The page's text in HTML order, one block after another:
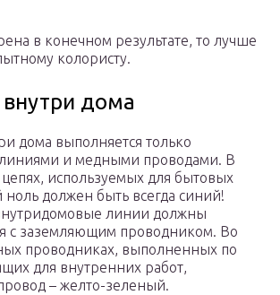
в конечном результате, то лучше
колористу.
дома
дома выполняется только
и медными проводами. В
используемых для бытовых
ноль должен быть всегда синий!
линии должны
с заземляющим проводником. Во
проводниках, выполненных по
для внутренних работ,
– желто-зеленый.